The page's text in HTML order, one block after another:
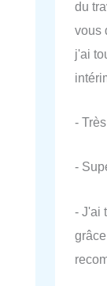
du
vous
j'ai
-
-
- J'ai